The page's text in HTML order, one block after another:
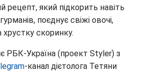
рецепт, який підкорить навіть
поєднує свіжі овочі,
хрустку скоринку.
РБК-Україна (проект Styler) з
-канал дієтолога Тетяни